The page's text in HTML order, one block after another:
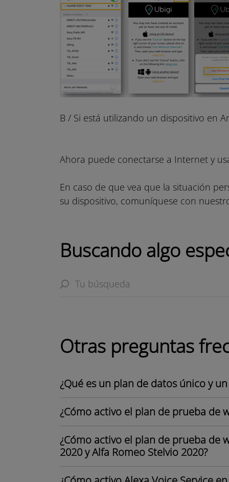
B / Si está utilizando un dispositivo en
Ahora puede conectarse a Internet y
En caso de que vea que la situación
su dispositivo, comuníquese con
Buscando algo
Otras preguntas
¿Qué es un plan de datos único y
¿Cómo activo el plan de prueba de
¿Cómo activo el plan de prueba de
2020 y Alfa Romeo Stelvio 2020?